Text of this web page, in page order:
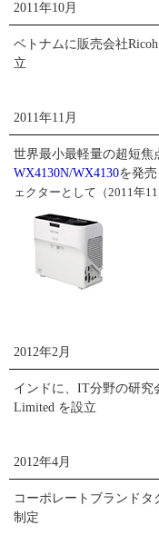
ペンタックスリコー
一眼レフカメラや多
ンシューマー向けの
後、2013年8月には、
社」に変更し、今日に
＊ 現「リコーイメージング株
ニュースリリース
公式サイト
2011年10月
ベトナムに販売会社
立
2011年11月
世界最小最軽量の超短焦
WX4130N/WX4130を発売
ェクターとして（2011年
2012年2月
インドに、IT分野の研究
Limited を設立
2012年4月
コーポレートブランドタ
制定